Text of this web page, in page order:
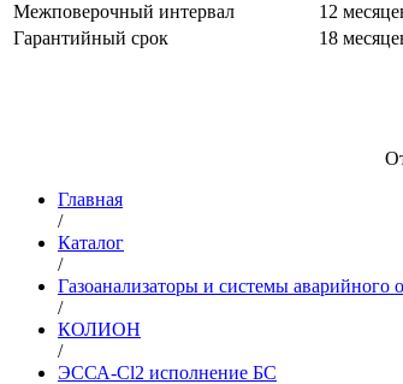
Межповерочный интервал
12
Гарантийный срок
18
Главная
/
Каталог
/
Газоанализаторы и системы аварийного
/
КОЛИОН
/
ЭССА-Сl2 исполнение БС